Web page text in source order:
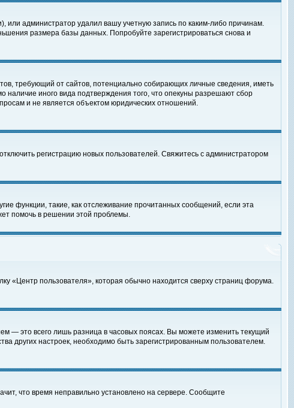
администратор удалил вашу учетную запись по каким-либо причинам.
размера базы данных. Попробуйте зарегистрироваться снова и
требующий от сайтов, потенциально собирающих личные сведения, иметь
наличие иного вида подтверждения того, что опекуны разрешают сбор
и не является объектом юридических отношений.
регистрацию новых пользователей. Свяжитесь с администратором
функции, такие, как отслеживание прочитанных сообщений, если эта
помочь в решении этой проблемы.
«Центр пользователя», которая обычно находится сверху страниц форума.
— это всего лишь разница в часовых поясах. Вы можете изменить текущий
других настроек, необходимо быть зарегистрированным пользователем.
что время неправильно установлено на сервере. Сообщите